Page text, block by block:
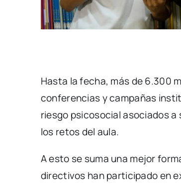
Hasta la fecha, más de 6.300
conferencias y campañas
riesgo psicosocial asociados
los retos del aula.
A esto se suma una mejor
directivos han participado en